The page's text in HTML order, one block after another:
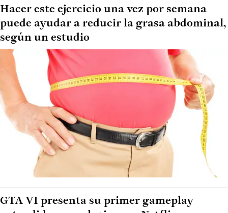
Hacer este ejercicio una vez por semana
puede ayudar a reducir la grasa abdominal,
según un estudio
GTA VI presenta su primer gameplay